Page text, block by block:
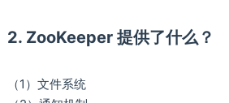
2. ZooKeeper 提供了什么？
（1）文件系统